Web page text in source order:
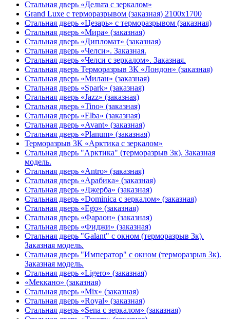
Стальная дверь «Дельта с зеркалом»
Grand Luxe с терморазрывом (заказная) 2100х1700
Стальная дверь «Цезарь» с терморазрывом (заказная)
Стальная дверь «Мира» (заказная)
Стальная дверь «Дипломат» (заказная)
Стальная дверь «Челси». Заказная.
Стальная дверь «Челси с зеркалом». Заказная.
Стальная дверь Терморазрыв 3К «Лондон» (заказная)
Стальная дверь «Милан» (заказная)
Стальная дверь «Spark» (заказная)
Стальная дверь «Jazz» (заказная)
Стальная дверь «Tino» (заказная)
Стальная дверь «Elba» (заказная)
Стальная дверь «Avant» (заказная)
Стальная дверь «Planum» (заказная)
Терморазрыв 3К «Арктика с зеркалом»
Стальная дверь "Арктика" (терморазрыв 3к). Заказная
модель.
Стальная дверь «Antro» (заказная)
Стальная дверь «Арабика» (заказная)
Стальная дверь «Джерба» (заказная)
Стальная дверь «Dominica с зеркалом» (заказная)
Стальная дверь «Ego» (заказная)
Стальная дверь «Фараон» (заказная)
Стальная дверь «Фиджи» (заказная)
Стальная дверь "Galant" с окном (терморазрыв 3к).
Заказная модель.
Стальная дверь "Император" с окном (терморазрыв 3к).
Заказная модель.
Стальная дверь «Ligero» (заказная)
«Меккано» (заказная)
Стальная дверь «Mix» (заказная)
Стальная дверь «Royal» (заказная)
Стальная дверь «Sena с зеркалом» (заказная)